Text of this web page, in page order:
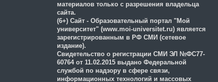
материалов только с разрешения владельца
сайта.
(6+) Сайт - Образовательный портал "Мой
университет" (www.moi-universitet.ru) является
зарегистрированным в РФ СМИ (сетевое
издание).
Свидетельство о регистрации СМИ ЭЛ №ФС77-
60764 от 11.02.2015 выдано Федеральной
службой по надзору в сфере связи,
информационных технологий и массовых